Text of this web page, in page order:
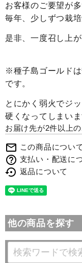
お客様のご要望が
毎年、少しずつ栽
是非、一度召し上
※種子島ゴールド
です。
とにかく弱火でジ
硬くなってしまいま
お届け先が2件以上
mail_outline この商品につい
help_outline 支払い・配送に
settings_backup_restore 返品について
他の商品を探す